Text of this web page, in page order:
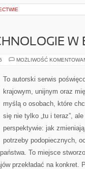
W
MOŻLIWOŚĆ
To autorski serwis
krajowym, unijnym oraz
myślą o osobach, które
się nie tylko „tu i teraz”,
perspektywie: jak
potrzeby podopiecznych,
To miejsce
przekładać na konkret.